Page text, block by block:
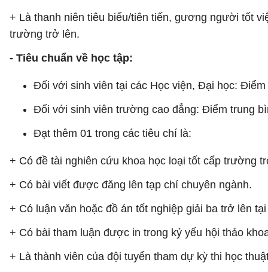
+ Là thanh niên tiêu biểu/tiên tiến, gương người tốt
trường trở lên.
- Tiêu chuẩn về học tập:
Đối với sinh viên tại các Học viện, Đại học:
Đối với sinh viên trường cao đẳng: Điểm trung
Đạt thêm 01 trong các tiêu chí là:
+ Có đề tài nghiên cứu khoa học loại tốt cấp trường
+ Có bài viết được đăng lên tạp chí chuyên ngành.
+ Có luận văn hoặc đồ án tốt nghiệp giải ba trở lên
+ Có bài tham luận được in trong kỷ yếu hội thảo
+ Là thành viên của đội tuyển tham dự kỳ thi học